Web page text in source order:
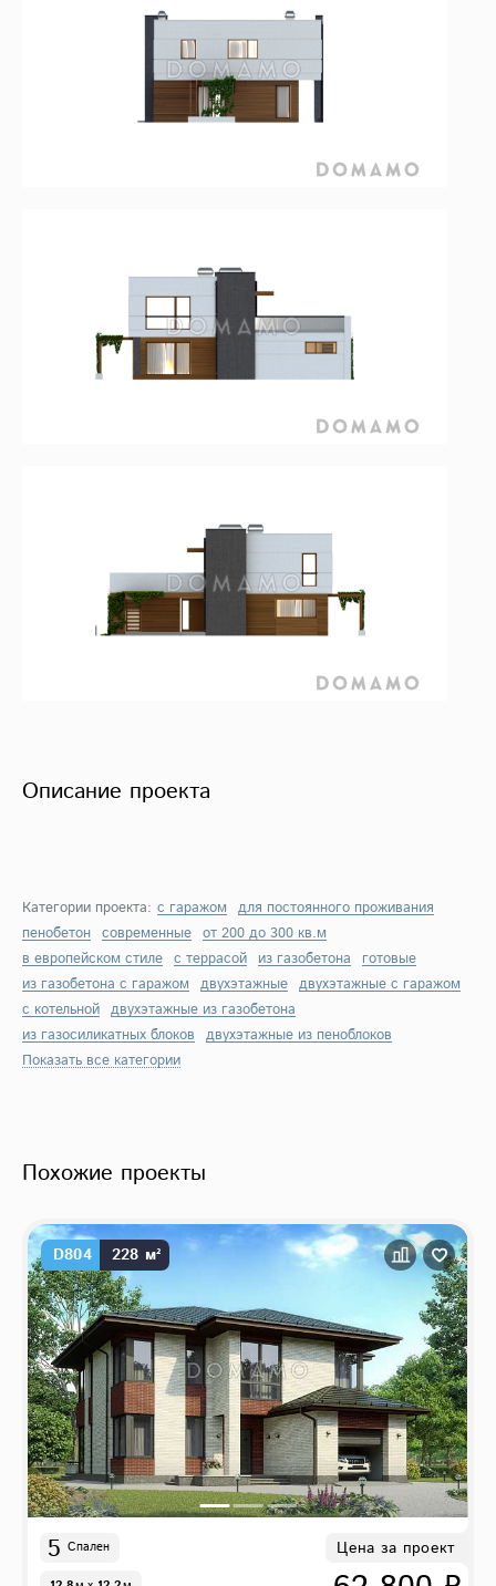
Описание проекта
Категории проекта: с гаражом для постоянного проживания
пенобетон современные от 200 до 300 кв.м
в европейском стиле с террасой из газобетона
готовые
из газобетона с гаражом двухэтажные двухэтажные с гаражом
с котельной двухэтажные из газобетона
из газосиликатных блоков двухэтажные из пеноблоков
Показать все категории
Похожие проекты
D804 228 м²
5 Спален Цена за проект